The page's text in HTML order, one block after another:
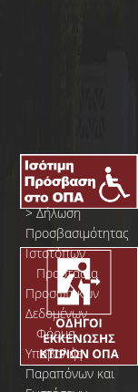
>Δήλωση
Προσβασιμότητας
Ιστοτόπων
Προστασία
Προσωπικών
Δεδομένων
Φόρμα
Yποβολής
Παραπόνων και